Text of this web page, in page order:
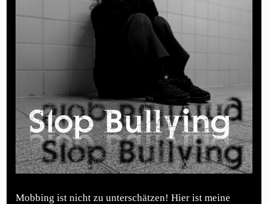
Mobbing ist nicht zu unterschätzen! Hier ist meine